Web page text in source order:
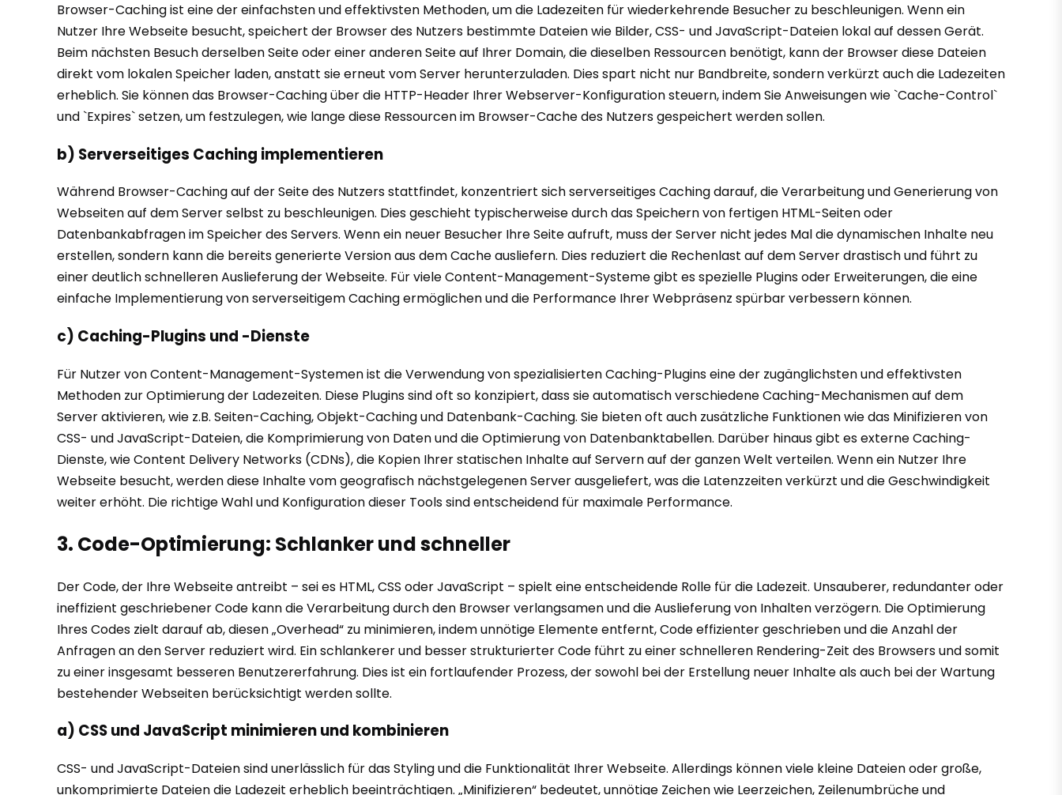
Browser-Caching ist eine der einfachsten und effektivsten Methoden, um die Ladezeiten für wiederkehrende Besucher zu beschleunigen. Wenn ein
Nutzer Ihre Webseite besucht, speichert der Browser des Nutzers bestimmte Dateien wie Bilder, CSS- und JavaScript-Dateien lokal auf dessen Gerät.
Beim nächsten Besuch derselben Seite oder einer anderen Seite auf Ihrer Domain, die dieselben Ressourcen benötigt, kann der Browser diese Dateien
direkt vom lokalen Speicher laden, anstatt sie erneut vom Server herunterzuladen. Dies spart nicht nur Bandbreite, sondern verkürzt auch die Ladezeiten
erheblich. Sie können das Browser-Caching über die HTTP-Header Ihrer Webserver-Konfiguration steuern, indem Sie Anweisungen wie `Cache-Control`
und `Expires` setzen, um festzulegen, wie lange diese Ressourcen im Browser-Cache des Nutzers gespeichert werden sollen.
b) Serverseitiges Caching implementieren
Während Browser-Caching auf der Seite des Nutzers stattfindet, konzentriert sich serverseitiges Caching darauf, die Verarbeitung und Generierung von
Webseiten auf dem Server selbst zu beschleunigen. Dies geschieht typischerweise durch das Speichern von fertigen HTML-Seiten oder
Datenbankabfragen im Speicher des Servers. Wenn ein neuer Besucher Ihre Seite aufruft, muss der Server nicht jedes Mal die dynamischen Inhalte neu
erstellen, sondern kann die bereits generierte Version aus dem Cache ausliefern. Dies reduziert die Rechenlast auf dem Server drastisch und führt zu
einer deutlich schnelleren Auslieferung der Webseite. Für viele Content-Management-Systeme gibt es spezielle Plugins oder Erweiterungen, die eine
einfache Implementierung von serverseitigem Caching ermöglichen und die Performance Ihrer Webpräsenz spürbar verbessern können.
c) Caching-Plugins und -Dienste
Für Nutzer von Content-Management-Systemen ist die Verwendung von spezialisierten Caching-Plugins eine der zugänglichsten und effektivsten
Methoden zur Optimierung der Ladezeiten. Diese Plugins sind oft so konzipiert, dass sie automatisch verschiedene Caching-Mechanismen auf dem
Server aktivieren, wie z.B. Seiten-Caching, Objekt-Caching und Datenbank-Caching. Sie bieten oft auch zusätzliche Funktionen wie das Minifizieren von
CSS- und JavaScript-Dateien, die Komprimierung von Daten und die Optimierung von Datenbanktabellen. Darüber hinaus gibt es externe Caching-
Dienste, wie Content Delivery Networks (CDNs), die Kopien Ihrer statischen Inhalte auf Servern auf der ganzen Welt verteilen. Wenn ein Nutzer Ihre
Webseite besucht, werden diese Inhalte vom geografisch nächstgelegenen Server ausgeliefert, was die Latenzzeiten verkürzt und die Geschwindigkeit
weiter erhöht. Die richtige Wahl und Konfiguration dieser Tools sind entscheidend für maximale Performance.
3. Code-Optimierung: Schlanker und schneller
Der Code, der Ihre Webseite antreibt – sei es HTML, CSS oder JavaScript – spielt eine entscheidende Rolle für die Ladezeit. Unsauberer, redundanter oder
ineffizient geschriebener Code kann die Verarbeitung durch den Browser verlangsamen und die Auslieferung von Inhalten verzögern. Die Optimierung
Ihres Codes zielt darauf ab, diesen „Overhead“ zu minimieren, indem unnötige Elemente entfernt, Code effizienter geschrieben und die Anzahl der
Anfragen an den Server reduziert wird. Ein schlankerer und besser strukturierter Code führt zu einer schnelleren Rendering-Zeit des Browsers und somit
zu einer insgesamt besseren Benutzererfahrung. Dies ist ein fortlaufender Prozess, der sowohl bei der Erstellung neuer Inhalte als auch bei der Wartung
bestehender Webseiten berücksichtigt werden sollte.
a) CSS und JavaScript minimieren und kombinieren
CSS- und JavaScript-Dateien sind unerlässlich für das Styling und die Funktionalität Ihrer Webseite. Allerdings können viele kleine Dateien oder große,
unkomprimierte Dateien die Ladezeit erheblich beeinträchtigen. „Minifizieren“ bedeutet, unnötige Zeichen wie Leerzeichen, Zeilenumbrüche und